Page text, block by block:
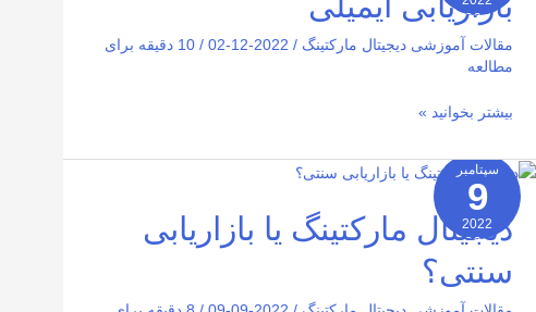
2026-01-
06
مقالات آموزشی دیجیتال مارکتینگ /
2022-12-02
/
10 دقیقه برای
مطالعه
بیشتر بخوانید »
سپتامبر
9
2022
2026-01-
دیجیتال مارکتینگ یا بازاریابی
سنتی؟
دیجیتال
مارکتینگ
یا
بازاریابی
سنتی؟